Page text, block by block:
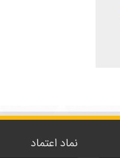
نماد اعتماد